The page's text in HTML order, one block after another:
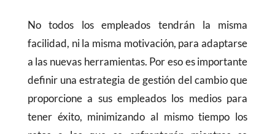
No todos los empleados tendrán la misma
facilidad, ni la misma motivación, para adaptarse
a las nuevas herramientas. Por eso es importante
definir una estrategia de gestión del cambio que
proporcione a sus empleados los medios para
tener éxito, minimizando al mismo tiempo los